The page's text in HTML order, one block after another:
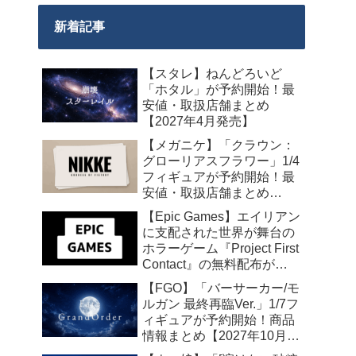
新着記事
【スタレ】ねんどろいど
「ホタル」が予約開始！最
安値・取扱店舗まとめ
【2027年4月発売】
【メガニケ】「クラウン：
グローリアスフラワー」1/4
フィギュアが予約開始！最
安値・取扱店舗まとめ
【2027年5月発売】
【Epic Games】エイリアン
に支配された世界が舞台の
ホラーゲーム『Project First
Contact』の無料配布が
2026年8月18日午前7時まで
の期間限定で開始
【FGO】「バーサーカー/モ
ルガン 最終再臨Ver.」1/7フ
ィギュアが予約開始！商品
情報まとめ【2027年10月発
売】